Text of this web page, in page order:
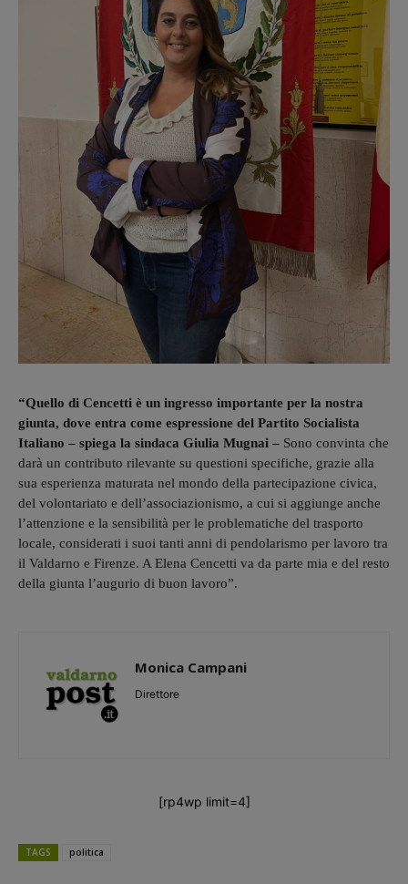
“Quello di Cencetti è un ingresso importante per la nostra
giunta, dove entra come espressione del Partito Socialista
Italiano – spiega la sindaca Giulia Mugnai – Sono convinta che
darà un contributo rilevante su questioni specifiche, grazie alla
sua esperienza maturata nel mondo della partecipazione civica,
del volontariato e dell’associazionismo, a cui si aggiunge anche
l’attenzione e la sensibilità per le problematiche del trasporto
locale, considerati i suoi tanti anni di pendolarismo per lavoro tra
il Valdarno e Firenze. A Elena Cencetti va da parte mia e del resto
della giunta l’augurio di buon lavoro”.
Monica Campani
Direttore
[rp4wp limit=4]
TAGS politica